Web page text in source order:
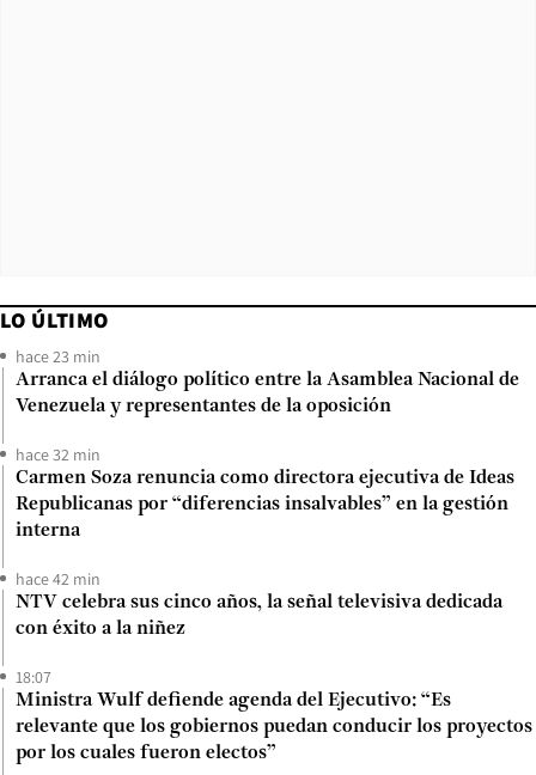
LO ÚLTIMO
hace 23 min
Arranca el diálogo político entre la Asamblea Nacional de
Venezuela y representantes de la oposición
hace 32 min
Carmen Soza renuncia como directora ejecutiva de Ideas
Republicanas por “diferencias insalvables” en la gestión
interna
hace 42 min
NTV celebra sus cinco años, la señal televisiva dedicada
con éxito a la niñez
18:07
Ministra Wulf defiende agenda del Ejecutivo: “Es
relevante que los gobiernos puedan conducir los proyectos
por los cuales fueron electos”